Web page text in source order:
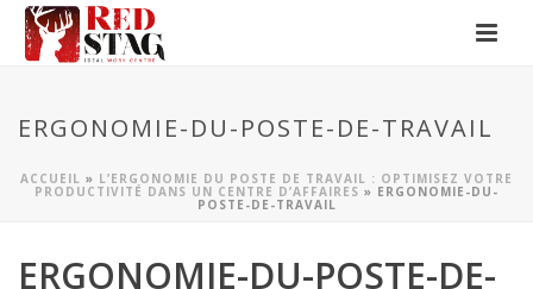
ERGONOMIE-DU-POSTE-DE-TRAVAIL
ACCUEIL » L’ERGONOMIE DU POSTE DE TRAVAIL : OPTIMISEZ VOTRE
PRODUCTIVITÉ DANS UN CENTRE D’AFFAIRES » ERGONOMIE-DU-
POSTE-DE-TRAVAIL
ERGONOMIE-DU-POSTE-DE-